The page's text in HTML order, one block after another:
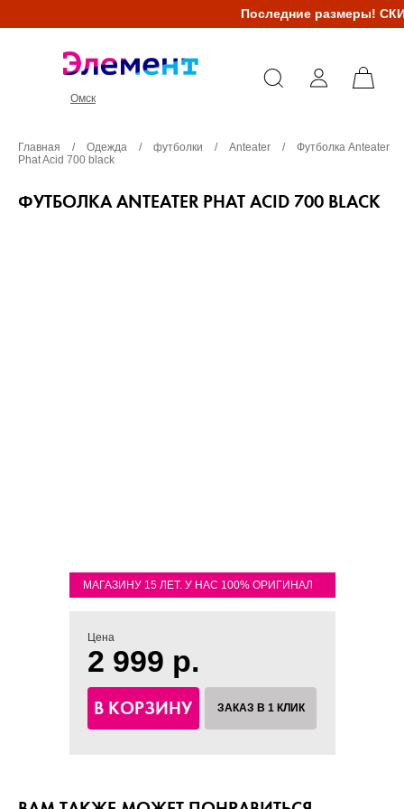
Последние размеры!
Омск
Главная / Одежда / футболки / Anteater /
Футболка Anteater
Phat Acid 700 black
ФУТБОЛКА ANTEATER PHAT ACID 700 BLACK
МАГАЗИНУ 15 ЛЕТ. У НАС 100% ОРИГИНАЛ
Цена
2 999 р.
В КОРЗИНУ ЗАКАЗ В 1 КЛИК